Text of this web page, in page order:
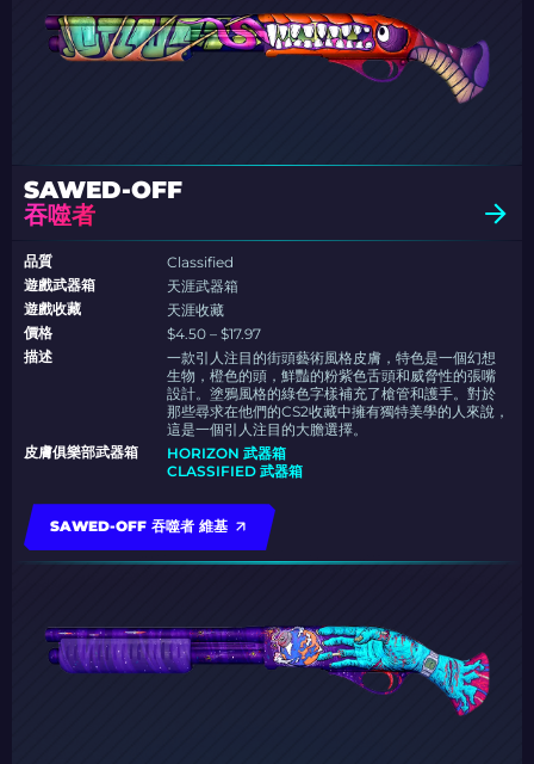
SAWED-OFF
吞噬者
品質
Classified
遊戲武器箱
天涯武器箱
遊戲收藏
天涯收藏
價格
$4.50 – $17.97
描述
一款引人注目的街頭藝術風格皮膚，特色是一個幻想
生物，橙色的頭，鮮豔的粉紫色舌頭和威脅性的張嘴
設計。塗鴉風格的綠色字樣補充了槍管和護手。對於
那些尋求在他們的CS2收藏中擁有獨特美學的人來說，
這是一個引人注目的大膽選擇。
皮膚俱樂部武器箱
HORIZON 武器箱
CLASSIFIED 武器箱
SAWED-OFF 吞噬者 維基